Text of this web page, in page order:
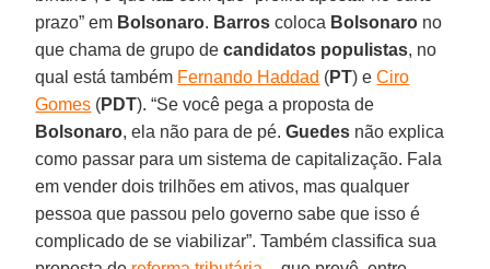
prazo” em Bolsonaro. Barroscoloca Bolsonaro no
que chama de grupo decandidatos populistas, no
qual está também Fernando Haddad (PT) eCiro
Gomes (PDT). “Se você pega a proposta de
Bolsonaro, ela não para de pé.Guedes não explica
como passar para um sistema de capitalização. Fala
em vender dois trilhões em ativos, mas qualquer
pessoa que passou pelo governo sabe que isso é
complicado de se viabilizar”. Também classifica sua